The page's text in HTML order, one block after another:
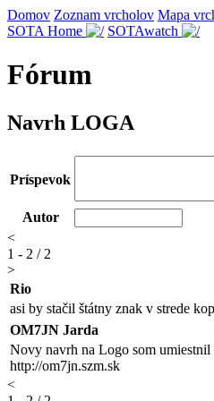
Domov Zoznam vrcholov Mapa
SOTA Home
SOTAwatch
Fórum
Navrh LOGA
Príspevok
Autor
<
1 - 2 / 2
>
Rio
asi by stačil štátny znak v strede
OM7JN Jarda
Novy navrh na Logo som
http://om7jn.szm.sk
<